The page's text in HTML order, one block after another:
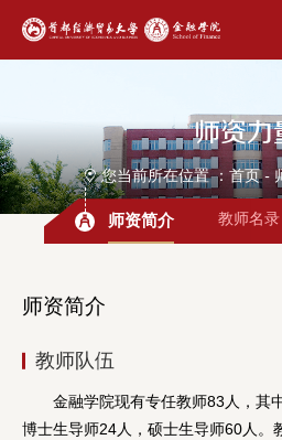
师资力
您当前所在位置 ： 首页-
师资简介 教师名录
师资简介
教师队伍
金融学院现有专任教师83人，其
博士生导师24人，硕士生导师60人。